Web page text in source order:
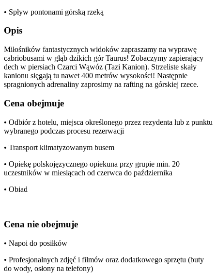
• Spływ pontonami górską rzeką
Opis
Miłośników fantastycznych widoków zapraszamy na wyprawę
cabriobusami w głąb dzikich gór Taurus! Zobaczymy zapierający
dech w piersiach Czarci Wąwóz (Tazi Kanion). Strzeliste skały
kanionu sięgają tu nawet 400 metrów wysokości! Następnie
spragnionych adrenaliny zaprosimy na rafting na górskiej rzece.
Cena obejmuje
• Odbiór z hotelu, miejsca określonego przez rezydenta lub z punktu
wybranego podczas procesu rezerwacji
• Transport klimatyzowanym busem
• Opiekę polskojęzycznego opiekuna przy grupie min. 20
uczestników w miesiącach od czerwca do października
• Obiad
Cena nie obejmuje
• Napoi do posiłków
• Profesjonalnych zdjęć i filmów oraz dodatkowego sprzętu (buty
do wody, osłony na telefony)